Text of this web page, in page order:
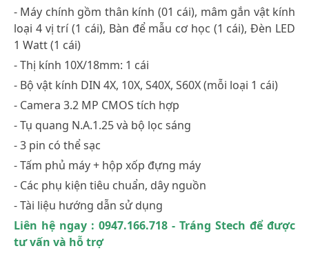
- Máy chính gồm thân kính (01 cái), mâm gắn vật kính
loại 4 vị trí (1 cái), Bàn để mẫu cơ học (1 cái), Đèn LED
1 Watt (1 cái)
- Thị kính 10X/18mm: 1 cái
- Bộ vật kính DIN 4X, 10X, S40X, S60X (mỗi loại 1 cái)
- Camera 3.2 MP CMOS tích hợp
- Tụ quang N.A.1.25 và bộ lọc sáng
- 3 pin có thể sạc
- Tấm phủ máy + hộp xốp đựng máy
- Các phụ kiện tiêu chuẩn, dây nguồn
- Tài liệu hướng dẫn sử dụng
Liên hệ ngay : 0947.166.718 - Tráng Stech để được
tư vấn và hỗ trợ